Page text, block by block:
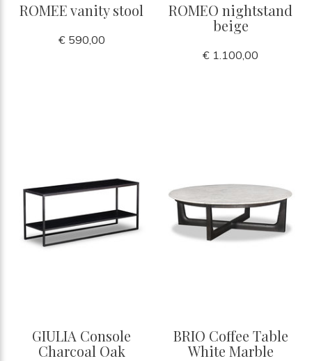
ROMEE vanity stool
€ 590,00
ROMEO nightstand
beige
€ 1.100,00
GIULIA Console
Charcoal Oak
BRIO Coffee Table
White Marble